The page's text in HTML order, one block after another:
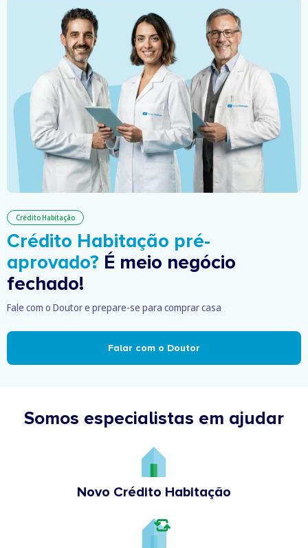
Crédito Habitação
Crédito Habitação pré-
aprovado? É meio negócio
fechado!
Fale com o Doutor e prepare-se para comprar casa
Falar com o Doutor
Somos especialistas em ajudar
Novo Crédito Habitação